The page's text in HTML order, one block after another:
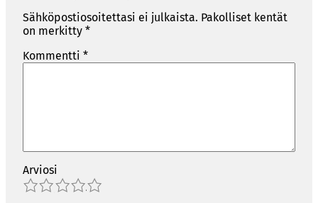
Sähköpostiosoitettasi ei julkaista. Pakolliset kentät
on merkitty *
Kommentti *
Arviosi
4
3
2
1